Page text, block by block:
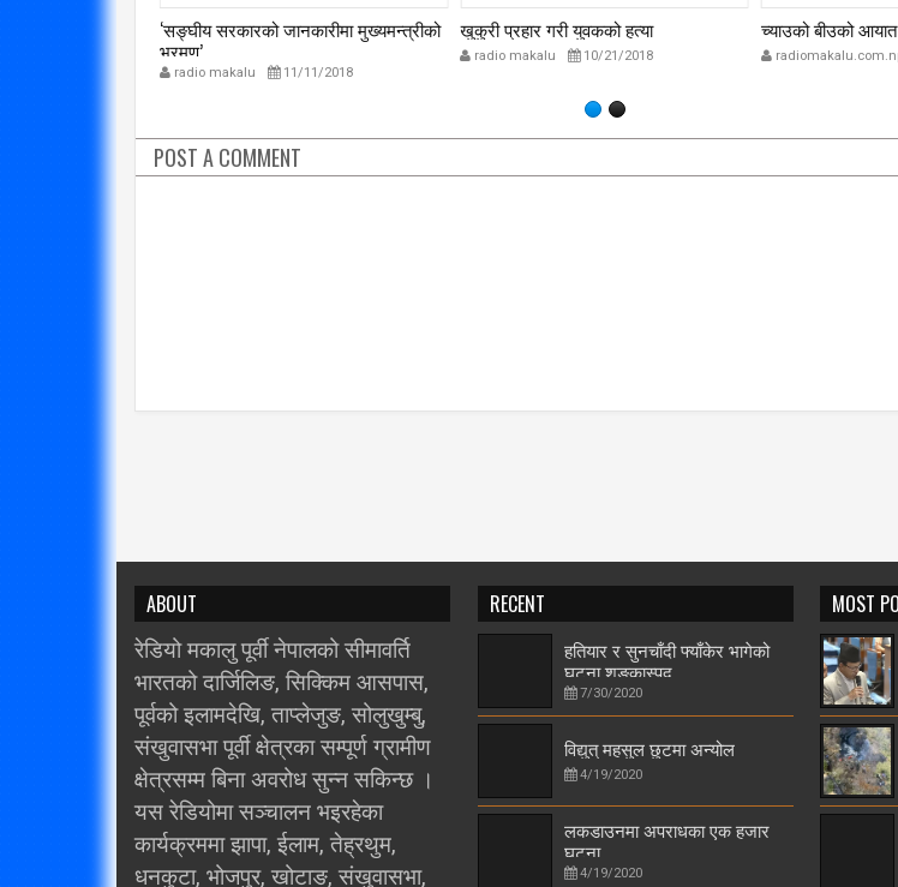
‘सङ्घीय सरकारको जानकारीमा मुख्यमन्त्रीको
भ्रमण’
radio makalu 11/11/2018
खुकुरी प्रहार गरी युवकको हत्या
radio makalu 10/21/2018
च्याउको बीउको
POST A COMMENT
ABOUT
रेडियो मकालु पूर्वी नेपालको सीमावर्ति
भारतको दार्जिलिङ, सिक्किम आसपास,
पूर्वको इलामदेखि, ताप्लेजुङ, सोलुखुम्बु,
संखुवासभा पूर्वी क्षेत्रका सम्पूर्ण ग्रामीण
क्षेत्रसम्म बिना अवरोध सुन्न सकिन्छ ।
यस रेडियोमा सञ्चालन भइरहेका
कार्यक्रममा झापा, ईलाम, तेह्रथुम,
धनकुटा, भोजपुर, खोटाङ, संखुवासभा,
RECENT
हतियार र सुनचाँदी फ्याँकेर भागेको
घटना शङ्कास्पद
7/30/2020
विद्युत् महसुल छुटमा अन्योल
4/19/2020
लकडाउनमा अपराधका एक हजार
घटना
4/19/2020
MOST